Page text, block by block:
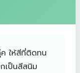
ให้สีที่ติดทน
เป็นสีสนิม